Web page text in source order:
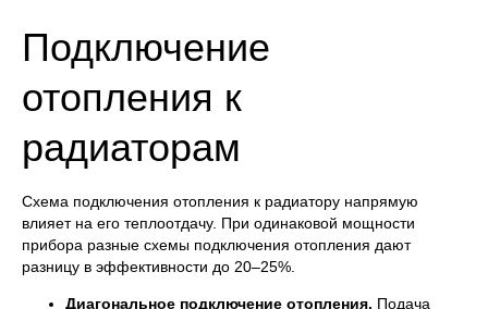
Подключение
отопления к
радиаторам
Схема подключения отопления к радиатору напрямую
влияет на его теплоотдачу. При одинаковой мощности
прибора разные схемы подключения отопления дают
разницу в эффективности до 20–25%.
Диагональное подключение отопления. Подача